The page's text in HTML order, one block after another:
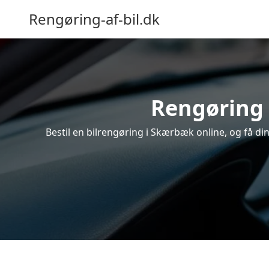
Rengøring-af-bil.dk
Bestil en bilrengøring i Skærbæk online, og få